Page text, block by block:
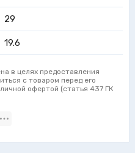
29
19.6
в целях предоставления
с товаром перед его
офертой (статья 437 ГК